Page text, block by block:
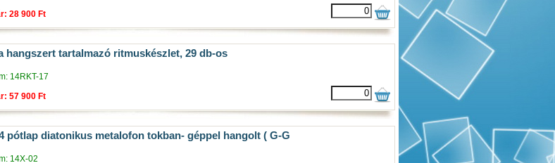
28 900 Ft
hangszert tartalmazó ritmuskészlet, 29 db-os
14RKT-17
57 900 Ft
pótlap diatonikus metalofon tokban- géppel hangolt ( G-G
14X-02